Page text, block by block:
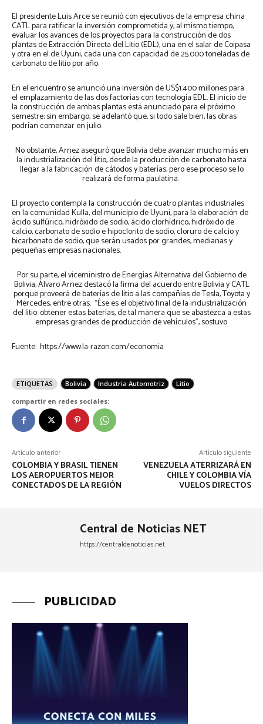
El presidente Luis Arce se reunió con ejecutivos de la empresa china
CATL para ratificar la inversión comprometida y, al mismo tiempo,
evaluar los avances de los proyectos para la construcción de dos
plantas de Extracción Directa del Litio (EDL), una en el salar de Coipasa
y otra en el de Uyuni, cada una con capacidad de 25.000 toneladas de
carbonato de litio por año.
En el encuentro se anunció una inversión de US$1.400 millones para
el emplazamiento de las dos factorías con tecnología EDL. El inicio de
la construcción de ambas plantas está anunciado para el próximo
semestre; sin embargo, se adelantó que, si todo sale bien, las obras
podrían comenzar en julio.
No obstante, Arnez aseguró que Bolivia debe avanzar mucho más en
la industrialización del litio, desde la producción de carbonato hasta
llegar a la fabricación de cátodos y baterías, pero ese proceso se lo
realizará de forma paulatina.
El proyecto contempla la construcción de cuatro plantas industriales
en la comunidad Kulla, del municipio de Uyuni, para la elaboración de
ácido sulfúrico, hidróxido de sodio, ácido clorhídrico, hidróxido de
calcio, carbonato de sodio e hipoclorito de sodio, cloruro de calcio y
bicarbonato de sodio, que serán usados por grandes, medianas y
pequeñas empresas nacionales.
Por su parte, el viceministro de Energías Alternativa del Gobierno de
Bolivia, Álvaro Arnez destacó la firma del acuerdo entre Bolivia y CATL
porque proveerá de baterías de litio a las compañías de Tesla, Toyota y
Mercedes, entre otras. “Ése es el objetivo final de la industrialización
del litio: obtener estas baterías, de tal manera que se abastezca a estas
empresas grandes de producción de vehículos”, sostuvo.
Fuente: https://www.la-razon.com/economia
ETIQUETAS Bolivia Industria Automotriz
Litio
compartir en redes sociales:
Artículo anterior
COLOMBIA Y BRASIL TIENEN
LOS AEROPUERTOS MEJOR
CONECTADOS DE LA REGIÓN
Artículo siguiente
VENEZUELA ATERRIZARÁ EN
CHILE Y COLOMBIA VÍA
VUELOS DIRECTOS
Central de Noticias NET
https://centraldenoticias.net
PUBLICIDAD